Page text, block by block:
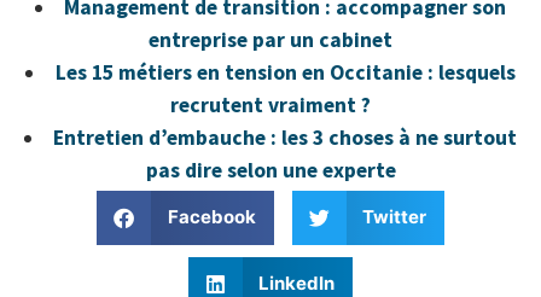
Management de transition : accompagner son
entreprise par un cabinet
Les 15 métiers en tension en Occitanie : lesquels
recrutent vraiment ?
Entretien d’embauche : les 3 choses à ne surtout
pas dire selon une experte
Facebook Twitter
LinkedIn